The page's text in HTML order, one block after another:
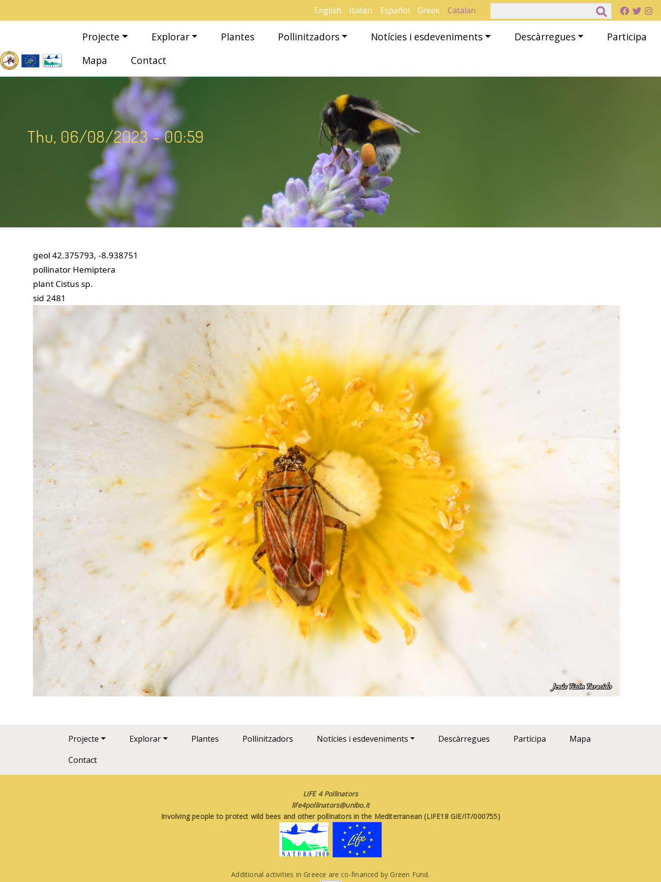
English Italian Español Greek Catalan
Navegació principal
Projecte Explorar Plantes Pollinitzadors Notícies i esdeveniments Descàrregues
Participa
Mapa
Contact
Thu, 06/08/2023 - 00:59
geol 42.375793, -8.938751
pollinator Hemiptera
plant Cistus sp.
sid 2481
Main navigation
Projecte Explorar Plantes Pollinitzadors Notícies i esdeveniments Descàrregues Participa
Mapa
Contact
LIFE 4 Pollinators
life4pollinators@unibo.it
Involving people to protect wild bees and other pollinators in the Mediterranean (LIFE18 GIE/IT/000755)
Additional activities in Greece are co-financed by Green Fund.